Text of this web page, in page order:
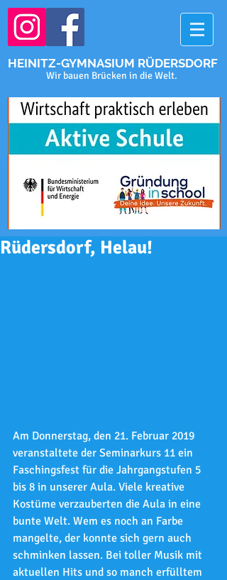
HEINITZ-GYMNASIUM RÜDERSDORF
Wir bauen Brücken in die Welt.
Rüdersdorf, Helau!
Am Donnerstag, den 21. Februar 2019
veranstaltete der Seminarkurs 11 ein
Faschingsfest für die Jahrgangstufen 5
bis 8 in unserer Aula. Viele kreative
Kostüme verzauberten die Aula in eine
bunte Welt. Wem es noch an Farbe
mangelte, der konnte sich gern auch
schminken lassen. Bei toller Musik mit
aktuellen Hits und so manch erfülltem